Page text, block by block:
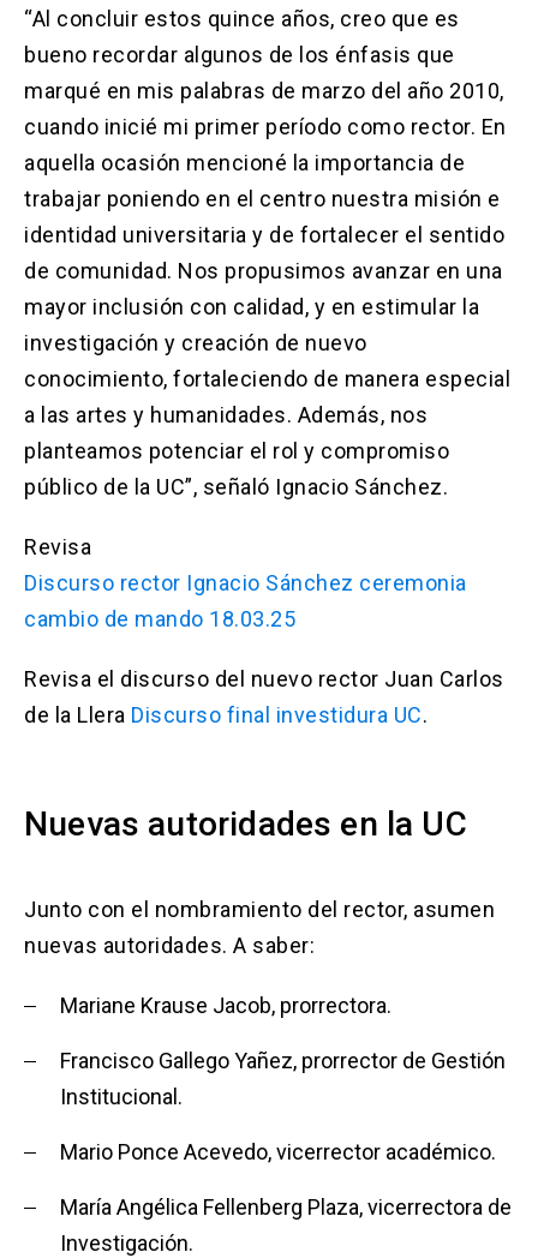
“Al concluir estos quince años, creo que es
bueno recordar algunos de los énfasis que
marqué en mis palabras de marzo del año 2010,
cuando inicié mi primer período como rector. En
aquella ocasión mencioné la importancia de
trabajar poniendo en el centro nuestra misión e
identidad universitaria y de fortalecer el sentido
de comunidad. Nos propusimos avanzar en una
mayor inclusión con calidad, y en estimular la
investigación y creación de nuevo
conocimiento, fortaleciendo de manera especial
a las artes y humanidades. Además, nos
planteamos potenciar el rol y compromiso
público de la UC”, señaló Ignacio Sánchez.
Revisa
Discurso rector Ignacio Sánchez ceremonia
cambio de mando 18.03.25
Revisa el discurso del nuevo rector Juan Carlos
de la Llera Discurso final investidura UC.
Nuevas autoridades en la UC
Junto con el nombramiento del rector, asumen
nuevas autoridades. A saber:
Mariane Krause Jacob, prorrectora.
Francisco Gallego Yañez, prorrector de Gestión
Institucional.
Mario Ponce Acevedo, vicerrector académico.
María Angélica Fellenberg Plaza, vicerrectora de
Investigación.